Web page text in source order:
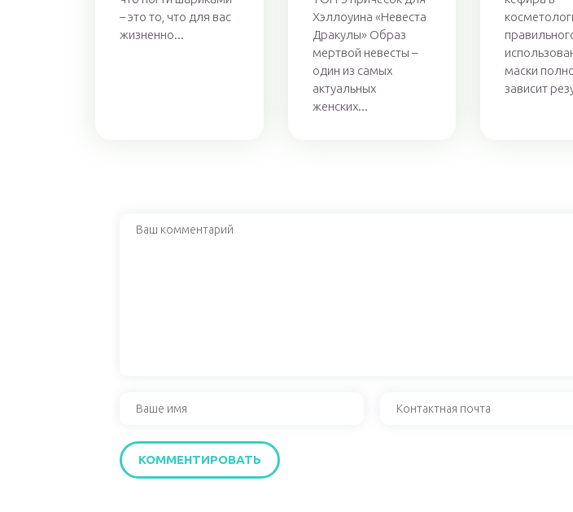
– это то, что для вас
жизненно...
Хэллоуина «Невеста
Дракулы» Образ
мертвой невесты –
один из самых
актуальных
женских...
маски
зависит